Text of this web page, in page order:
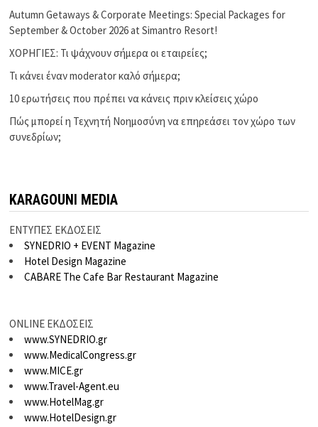
Autumn Getaways & Corporate Meetings: Special Packages for
September & October 2026 at Simantro Resort!
ΧΟΡΗΓΙΕΣ: Τι ψάχνουν σήμερα οι εταιρείες;
Τι κάνει έναν moderator καλό σήμερα;
10 ερωτήσεις που πρέπει να κάνεις πριν κλείσεις χώρο
Πώς μπορεί η Τεχνητή Νοημοσύνη να επηρεάσει τον χώρο των
συνεδρίων;
KARAGOUNI MEDIA
ΕΝΤΥΠΕΣ ΕΚΔΟΣΕΙΣ
SYNEDRIO + EVENT Magazine
Hotel Design Magazine
CABARE The Cafe Bar Restaurant Magazine
ONLINE ΕΚΔΟΣΕΙΣ
www.SYNEDRIO.gr
www.MedicalCongress.gr
www.MICE.gr
www.Travel-Agent.eu
www.HotelMag.gr
www.HotelDesign.gr